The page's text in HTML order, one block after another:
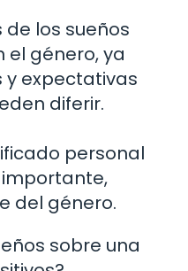
los sueños
el género, ya
y expectativas
diferir.
personal
del género.
sobre una